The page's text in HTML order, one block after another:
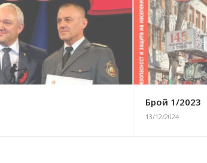
Брой 1/2023
13/12/2024